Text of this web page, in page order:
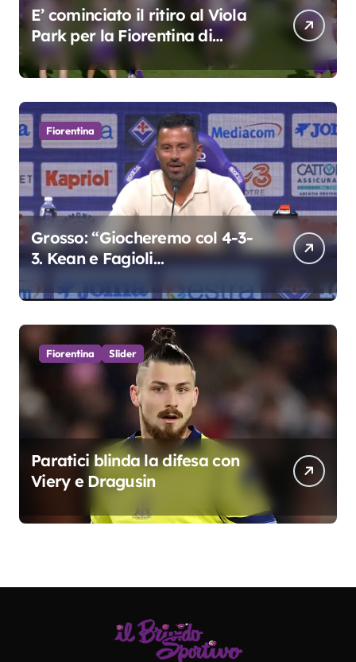
E’ cominciato il ritiro al Viola
Park per la Fiorentina di
Grosso
Fiorentina
Grosso: “Giocheremo col 4-3-
3. Kean e Fagioli
colpo”
Fiorentina Slider
Paratici blinda la difesa con
Viery e Dragusin